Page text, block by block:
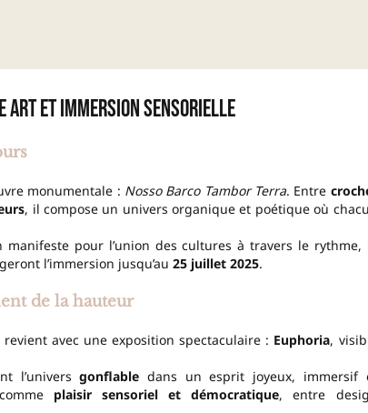
art et immersion sensorielle
monumentale : Nosso Barco Tambor Terra. Entre
, il compose un univers organique et poétique où
manifeste pour l’union des cultures à travers le rythme,
l’immersion jusqu’au 25 juillet 2025.
de la hauteur
revient avec une exposition spectaculaire : Euphoria,
l’universgonflable dans un esprit joyeux, immersif
plaisir sensoriel et démocratique, entre